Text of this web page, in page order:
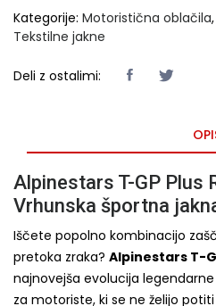
Kategorije: Motoristična oblačila,
Tekstilne jakne
Deli z ostalimi:
Alpinestars T-GP Plus
Vrhunska športna
Iščete popolno kombinacijo
pretoka zraka? Alpinestars T-
najnovejša evolucija
za motoriste, ki se ne želijo